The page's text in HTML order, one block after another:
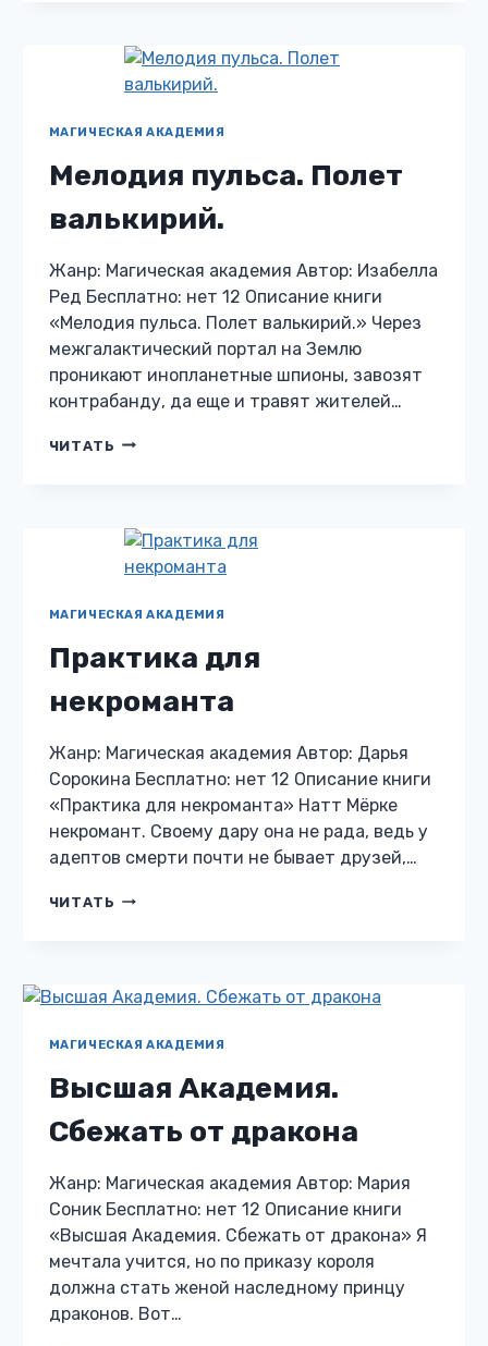
МАГИИ
МАГИЧЕСКАЯ АКАДЕМИЯ
Мелодия пульса. Полет
валькирий.
Жанр: Магическая академия Автор: Изабелла
Ред Бесплатно: нет 12 Описание книги
«Мелодия пульса. Полет валькирий.» Через
межгалактический портал на Землю
проникают инопланетные шпионы, завозят
контрабанду, да еще и травят жителей…
ЧИТАТЬ МЕЛОДИЯ
МАГИЧЕСКАЯ АКАДЕМИЯ
Практика для
некроманта
Жанр: Магическая академия Автор: Дарья
Сорокина Бесплатно: нет 12 Описание книги
«Практика для некроманта» Натт Мёрке
некромант. Своему дару она не рада, ведь у
адептов смерти почти не бывает друзей,…
ЧИТАТЬ ПРАКТИКА
МАГИЧЕСКАЯ АКАДЕМИЯ
Высшая Академия.
Сбежать от дракона
Жанр: Магическая академия Автор: Мария
Соник Бесплатно: нет 12 Описание книги
«Высшая Академия. Сбежать от дракона» Я
мечтала учится, но по приказу короля
должна стать женой наследному принцу
драконов. Вот…